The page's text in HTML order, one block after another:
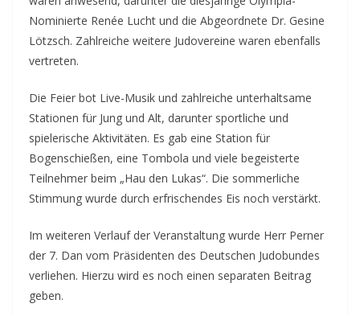
Nominierte Renée Lucht und die Abgeordnete Dr. Gesine
Lötzsch. Zahlreiche weitere Judovereine waren ebenfalls
vertreten.
Die Feier bot Live-Musik und zahlreiche unterhaltsame
Stationen für Jung und Alt, darunter sportliche und
spielerische Aktivitäten. Es gab eine Station für
Bogenschießen, eine Tombola und viele begeisterte
Teilnehmer beim „Hau den Lukas“. Die sommerliche
Stimmung wurde durch erfrischendes Eis noch verstärkt.
Im weiteren Verlauf der Veranstaltung wurde Herr Perner
der 7. Dan vom Präsidenten des Deutschen Judobundes
verliehen. Hierzu wird es noch einen separaten Beitrag
geben.